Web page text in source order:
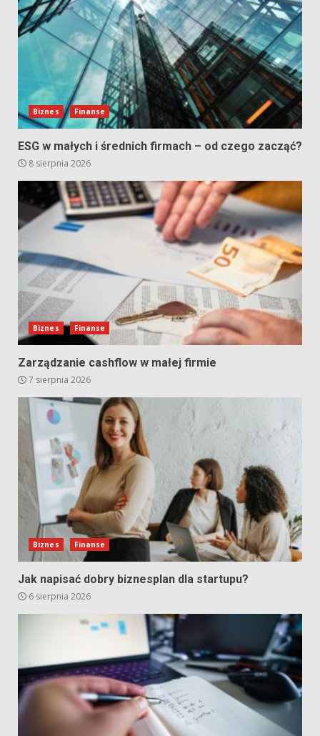
Biznes Finanse
ESG w małych i średnich firmach – od czego zacząć?
8 sierpnia 2026
Biznes Finanse
Zarządzanie cashflow w małej firmie
7 sierpnia 2026
Biznes Finanse
Jak napisać dobry biznesplan dla startupu?
6 sierpnia 2026